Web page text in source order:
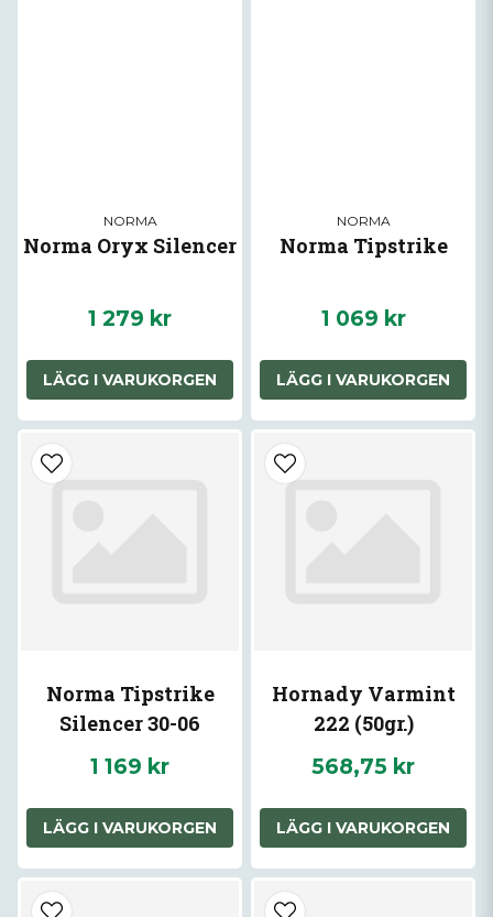
NORMA
Norma Oryx Silencer
1 279 kr
LÄGG I VARUKORGEN
NORMA
Norma Tipstrike
1 069 kr
LÄGG I VARUKORGEN
Norma Tipstrike
Silencer 30-06
1 169 kr
LÄGG I VARUKORGEN
Hornady Varmint
222 (50gr.)
568,75 kr
LÄGG I VARUKORGEN